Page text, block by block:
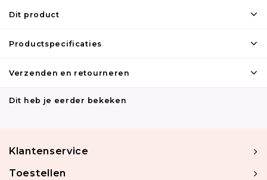
Dit product
Productspecificaties
Verzenden en retourneren
Dit heb je eerder bekeken
Klantenservice
Toestellen